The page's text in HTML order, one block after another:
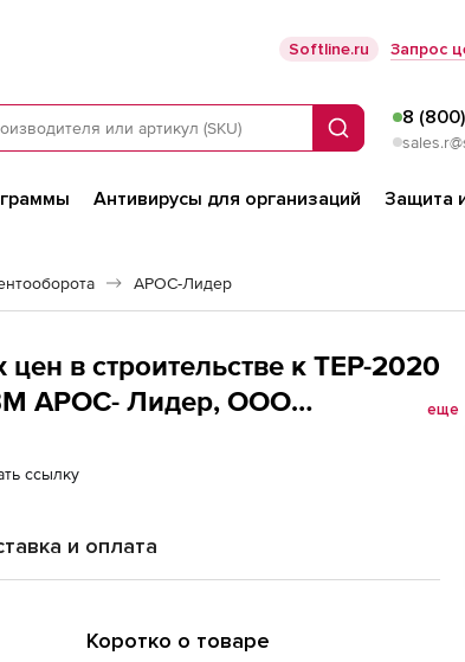
Softline.ru Запрос
Поиск
8
Антивирусы для организаций Защита
АРОС-Лидер
в строительстве к ТЕР-2020
АРОС- Лидер, ООО
Карачаево-Черкесская
еще
ссылку
и оплата
Коротко о товаре